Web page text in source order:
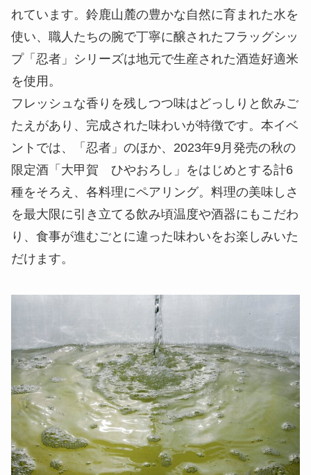
れています。鈴鹿山麓の豊かな自然に育まれた水を
使い、職人たちの腕で丁寧に醸されたフラッグシッ
プ「忍者」シリーズは地元で生産された酒造好適米
を使用。
フレッシュな香りを残しつつ味はどっしりと飲みご
たえがあり、完成された味わいが特徴です。本イベ
ントでは、「忍者」のほか、2023年9月発売の秋の
限定酒「大甲賀 ひやおろし」をはじめとする計6
種をそろえ、各料理にペアリング。料理の美味しさ
を最大限に引き立てる飲み頃温度や酒器にもこだわ
り、食事が進むごとに違った味わいをお楽しみいた
だけます。